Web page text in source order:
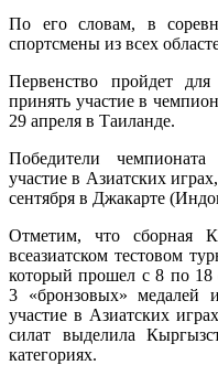
По его словам, в
спортсмены из всех
Первенство пройдет
принять участие в
29 апреля в Таиланде.
Победители
участие в Азиатских
сентября в Джакарте
Отметим, что сборная
всеазиатском тестовом
который прошел с 8 по 18
3 «бронзовых» медалей
участие в Азиатских
силат выделила
категориях.